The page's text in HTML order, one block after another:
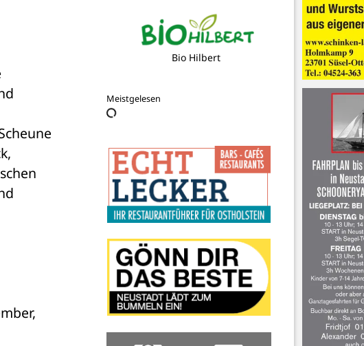
Bestattungshaus Mielke
Meistgelesen